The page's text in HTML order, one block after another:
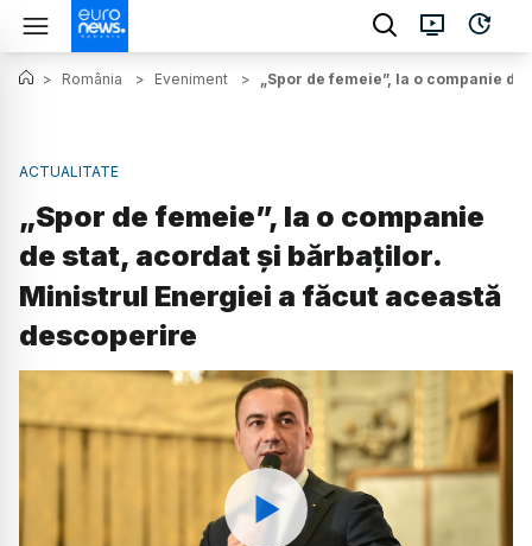
> România > Eveniment > „Spor de femeie”, la o companie
ACTUALITATE
„Spor de femeie”, la o companie
de stat, acordat și bărbaților.
Ministrul Energiei a făcut această
descoperire
Watch